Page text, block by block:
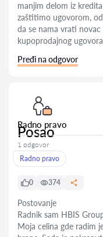
manjim delom iz
zaštitimo ugovorom,
da se nama vrati
kupoprodajnog
Pređi na odgovor
Radno pravo
Posao
1 odgovor
Radno pravo
0 374
Postovanje
Radnik sam HBIS
Moja celina gde radim